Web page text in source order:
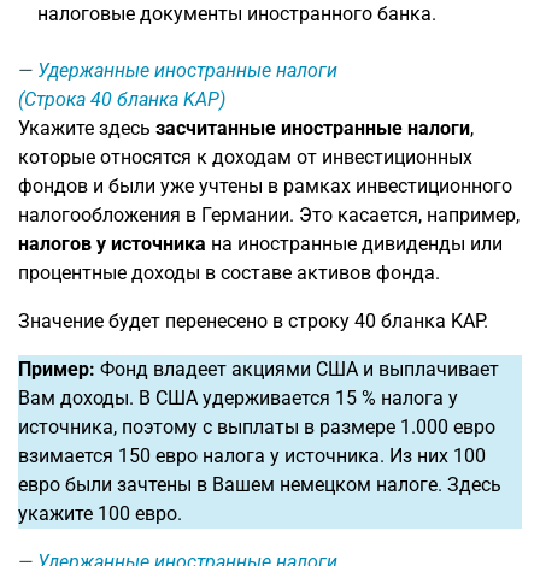
налоговые документы иностранного банка.
Удержанные иностранные налоги
(Строка 40 бланка KAP)
Укажите здесь засчитанные иностранные налоги,
которые относятся к доходам от инвестиционных
фондов и были уже учтены в рамках инвестиционного
налогообложения в Германии. Это касается, например,
налогов у источника на иностранные дивиденды или
процентные доходы в составе активов фонда.
Значение будет перенесено в строку 40 бланка KAP.
Пример: Фонд владеет акциями США и выплачивает
Вам доходы. В США удерживается 15 % налога у
источника, поэтому с выплаты в размере 1.000 евро
взимается 150 евро налога у источника. Из них 100
евро были зачтены в Вашем немецком налоге. Здесь
укажите 100 евро.